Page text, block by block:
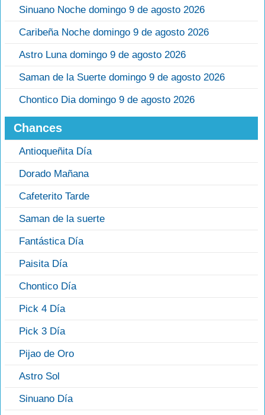
Sinuano Noche domingo 9 de agosto 2026
Caribeña Noche domingo 9 de agosto 2026
Astro Luna domingo 9 de agosto 2026
Saman de la Suerte domingo 9 de agosto 2026
Chontico Dia domingo 9 de agosto 2026
Chances
Antioqueñita Día
Dorado Mañana
Cafeterito Tarde
Saman de la suerte
Fantástica Día
Paisita Día
Chontico Día
Pick 4 Día
Pick 3 Día
Pijao de Oro
Astro Sol
Sinuano Día